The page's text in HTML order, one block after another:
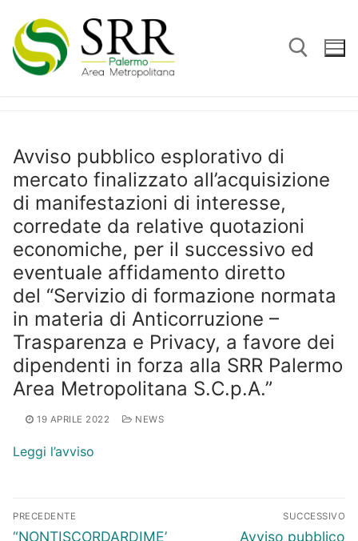
contenuto
Avviso pubblico esplorativo di
mercato finalizzato all’acquisizione
di manifestazioni di interesse,
corredate da relative quotazioni
economiche, per il successivo ed
eventuale affidamento diretto
del “Servizio di formazione normata
in materia di Anticorruzione –
Trasparenza e Privacy, a favore dei
dipendenti in forza alla SRR Palermo
Area Metropolitana S.C.p.A.”
19 APRILE 2022 NEWS
Leggi l’avviso
Navigazione
articoli
PRECEDENTE
Articolo
“NONTISCORDARDIME’
SUCCESSIVO
Articolo
Avviso pubblico